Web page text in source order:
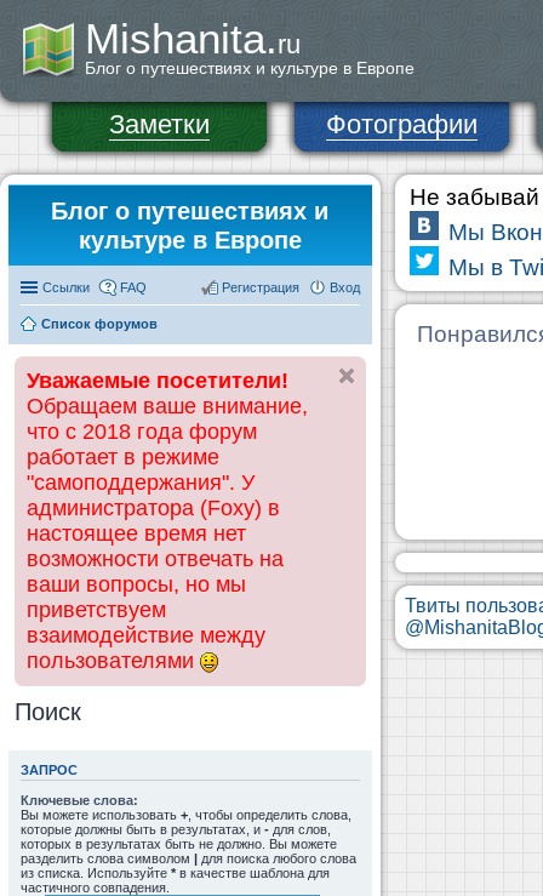
Mishanita.ru
Блог о путешествиях и культуре в Европе
Заметки Фотографии
Блог о путешествиях и
культуре в Европе
Ссылки FAQ Вход
Регистрация
Список форумов
Уважаемые посетители!
Обращаем ваше внимание,
что с 2018 года форум
работает в режиме
"самоподдержания". У
администратора (Foxy) в
настоящее время нет
возможности отвечать на
ваши вопросы, но мы
приветствуем
взаимодействие между
пользователями
Поиск
ЗАПРОС
Ключевые слова:
Вы можете использовать + , чтобы определить слова,
которые должны быть в результатах, и - для слов,
которых в результатах быть не должно. Вы можете
разделить слова символом | для поиска любого слова
из списка. Используйте * в качестве шаблона для
частичного совпадения.
Не забывай
Мы
Мы в
Твиты